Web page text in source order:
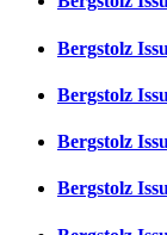
Bergstolz
Bergstolz
Bergstolz
Bergstolz